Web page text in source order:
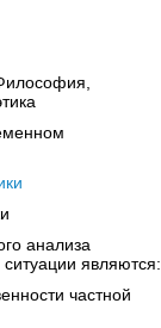
анализа
ситуации являются:
частной